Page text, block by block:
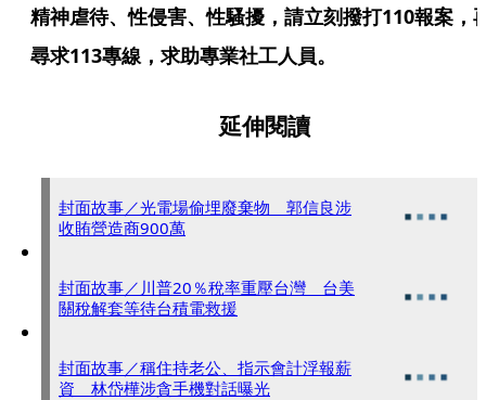
精神虐待、性侵害、性騷擾，請立刻撥打110報案，
尋求113專線，求助專業社工人員。
延伸閱讀
封面故事／光電場偷埋廢棄物 郭信良涉
收賄營造商900萬
封面故事／川普20％稅率重壓台灣 台美
關稅解套等待台積電救援
封面故事／稱住持老公、指示會計浮報薪
資 林岱樺涉貪手機對話曝光